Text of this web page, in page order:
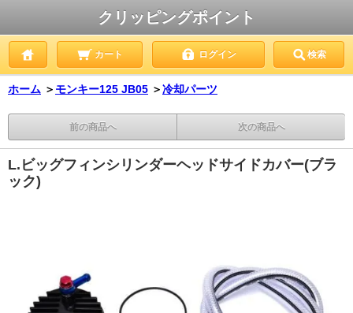
クリッピングポイント
カート ログイン 検索
ホーム ＞ モンキー125 JB05 ＞冷却パーツ
前の商品へ 次の商品へ
L.ビッグフィンシリンダーヘッドサイドカバー(ブラ
ック)